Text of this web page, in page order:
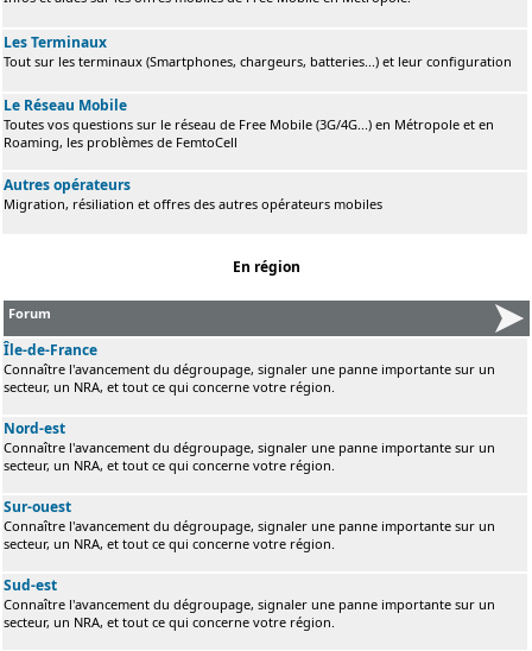
Les Terminaux
Tout sur les terminaux (Smartphones, chargeurs, batteries...) et leur configuration
Le Réseau Mobile
Toutes vos questions sur le réseau de Free Mobile (3G/4G...) en Métropole et en
Roaming, les problèmes de FemtoCell
Autres opérateurs
Migration, résiliation et offres des autres opérateurs mobiles
En région
Forum
Île-de-France
Connaître l'avancement du dégroupage, signaler une panne importante sur un
secteur, un NRA, et tout ce qui concerne votre région.
Nord-est
Connaître l'avancement du dégroupage, signaler une panne importante sur un
secteur, un NRA, et tout ce qui concerne votre région.
Sur-ouest
Connaître l'avancement du dégroupage, signaler une panne importante sur un
secteur, un NRA, et tout ce qui concerne votre région.
Sud-est
Connaître l'avancement du dégroupage, signaler une panne importante sur un
secteur, un NRA, et tout ce qui concerne votre région.